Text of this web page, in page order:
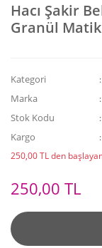
Hacı Şakir
Granül Matik
Kategori
Marka
Stok Kodu
Kargo
250,00 TL den
250,00 TL